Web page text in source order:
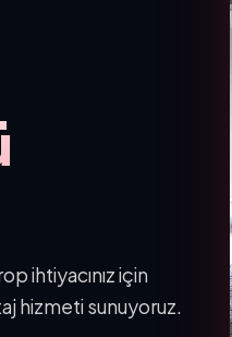
ihtiyacınız için
hizmeti sunuyoruz.